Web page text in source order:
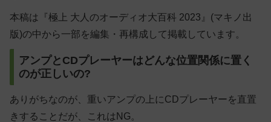
本稿は『極上 大人のオーディオ大百科 2023』(マキノ出
版)の中から一部を編集・再構成して掲載しています。
アンプとCDプレーヤーはどんな位置関係に置く
のが正しいの?
ありがちなのが、重いアンプの上にCDプレーヤーを直置
きすることだが、これはNG。